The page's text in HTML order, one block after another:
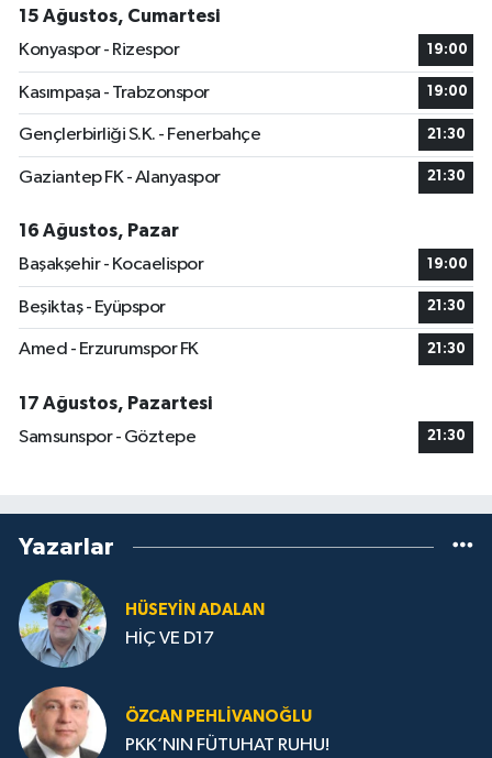
15 Ağustos, Cumartesi
Konyaspor - Rizespor
19:00
Kasımpaşa - Trabzonspor 19:00
Gençlerbirliği S.K. - Fenerbahçe 21:30
Gaziantep FK - Alanyaspor 21:30
16 Ağustos, Pazar
Başakşehir - Kocaelispor
19:00
Beşiktaş - Eyüpspor 21:30
Amed - Erzurumspor FK 21:30
17 Ağustos, Pazartesi
Samsunspor - Göztepe
21:30
Yazarlar
HÜSEYIN ADALAN
HİÇ VE D17
ÖZCAN PEHLIVANOĞLU
PKK’NIN FÜTUHAT RUHU!